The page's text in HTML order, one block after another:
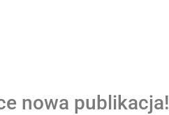
nowa publikacja!